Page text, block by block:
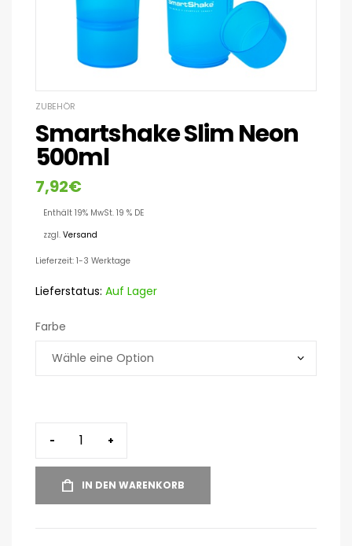
ZUBEHÖR
Smartshake Slim Neon
500ml
7,92€
Enthält 19% MwSt. 19 % DE
zzgl. Versand
Lieferzeit: 1-3 Werktage
Lieferstatus: Auf Lager
Farbe
- +
IN DEN WARENKORB